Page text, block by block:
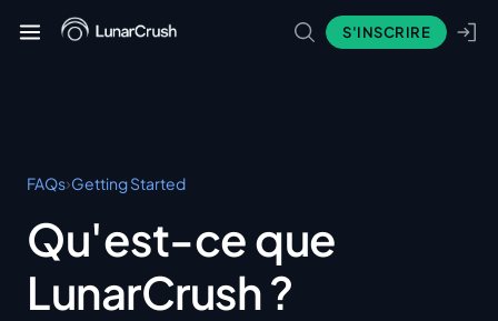
S'INSCRIRE
FAQs›Getting Started
Qu'est-ce que
LunarCrush ?